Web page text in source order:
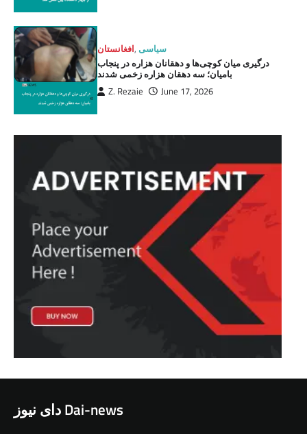
افغانستان,سیاسی
درگیری میان کوچی‌ها و دهقانان هزاره در پنجاب
بامیان؛ سه دهقان هزاره زخمی شدند
Z. Rezaie June 17, 2026
دای نیوز Dai-news